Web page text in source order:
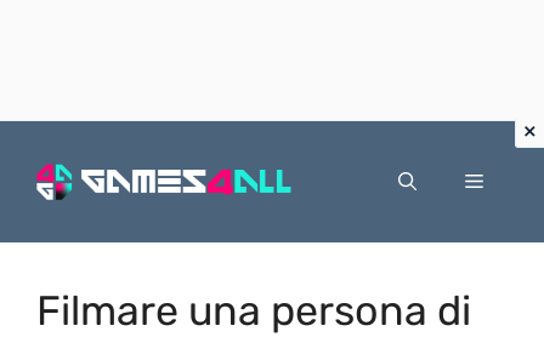
Menu
Filmare una persona di